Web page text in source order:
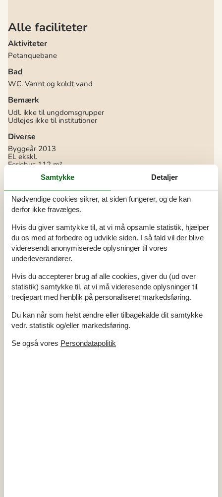
Alle faciliteter
Aktiviteter
Petanquebane
Bad
WC. Varmt og koldt vand
Bemærk
Udl. ikke til ungdomsgrupper
Udlejes ikke til institutioner
Diverse
Byggeår 2013
EL ekskl.
Feriehus 112 m²
Helårsisoleret
Kæledyr Nej
Opvarmning alternativ, Solvarme
Opvarmning, Jordvarme
Selvbetjent check-in
Vand inkl.
Vaskemaskine
El artikler
1 TV
DK-DR1
DK-DR1/TV2
I nærheden
Afstand til alt. vand/badning 250 m
Afstand til indkøb 500 m
500 m
Nærmeste restaurant 500 m
Samtykke Detaljer
Nødvendige cookies sikrer, at siden fungerer, og de kan
derfor ikke fravælges.
Hvis du giver samtykke til, at vi må opsamle statistik, hjælper
du os med at forbedre og udvikle siden. I så fald vil der blive
videresendt anonymiserede oplysninger til vores
underleverandører.
Hvis du accepterer brug af alle cookies, giver du (ud over
statistik) samtykke til, at vi må videresende oplysninger til
tredjepart med henblik på personaliseret markedsføring.
Du kan når som helst ændre eller tilbagekalde dit samtykke
vedr. statistik og/eller markedsføring.
Se også vores Persondatapolitik